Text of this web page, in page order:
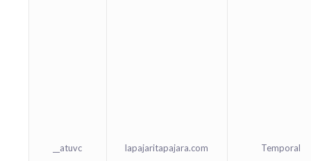
__atuvc lapajaritapajara.com Temporal